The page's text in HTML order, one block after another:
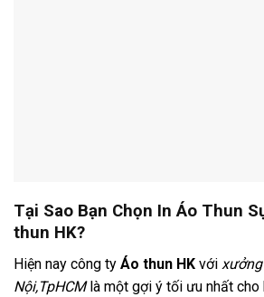
Tại Sao Bạn Chọn In Áo Thun
thun HK?
Hiện nay công ty Áo thun HK với
Nội,TpHCMlà một gợi ý tối ưu nhất cho